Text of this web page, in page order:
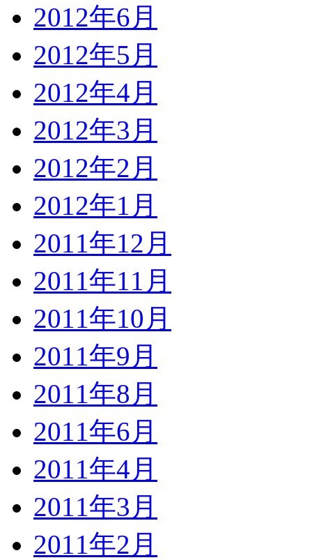
2012年6月
2012年5月
2012年4月
2012年3月
2012年2月
2012年1月
2011年12月
2011年11月
2011年10月
2011年9月
2011年8月
2011年6月
2011年4月
2011年3月
2011年2月